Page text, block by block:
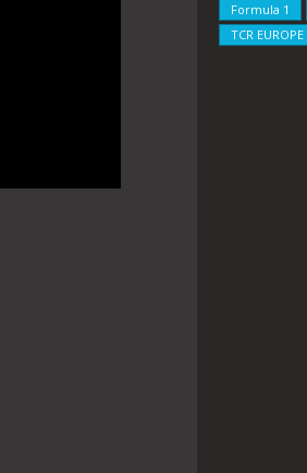
Formula 1
TCR EUROPE